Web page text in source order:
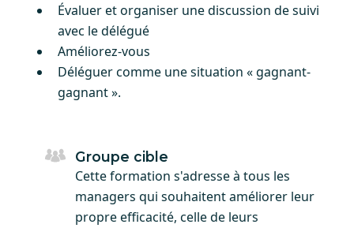
Évaluer et organiser une discussion de suivi
avec le délégué
Améliorez-vous
Déléguer comme une situation « gagnant-
gagnant ».
Groupe cible
Cette formation s'adresse à tous les
managers qui souhaitent améliorer leur
propre efficacité, celle de leurs